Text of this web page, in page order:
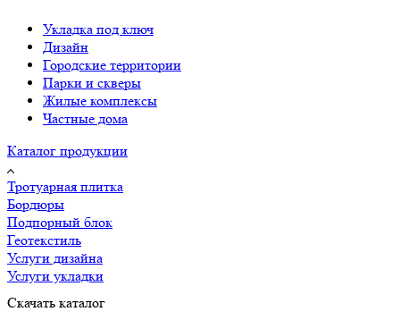
Укладка под ключ
Дизайн
Городские территории
Парки и скверы
Жилые комплексы
Частные дома
Каталог продукции
Тротуарная плитка
Бордюры
Подпорный блок
Геотекстиль
Услуги дизайна
Услуги укладки
Скачать каталог